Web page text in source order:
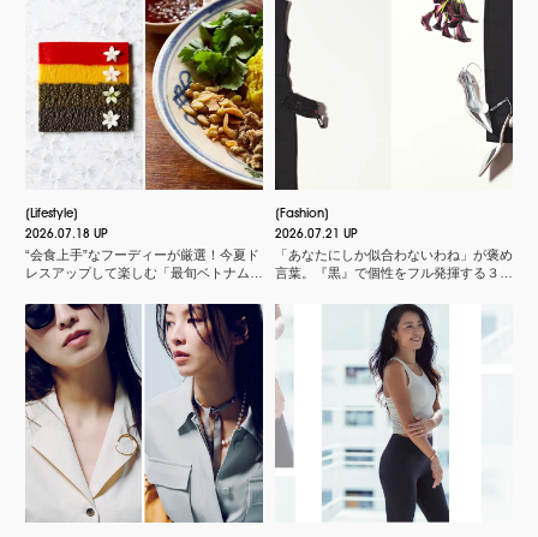
Lifestyle
2026.07.18 UP
“会食上手”なフーディーが厳選！今夏ド
レスアップして楽しむ「最旬ベトナム料
Fashion
2026.07.21 UP
「あなたにしか似合わないわね」が褒め
言葉。『黒』で個性をフル発揮する３つ